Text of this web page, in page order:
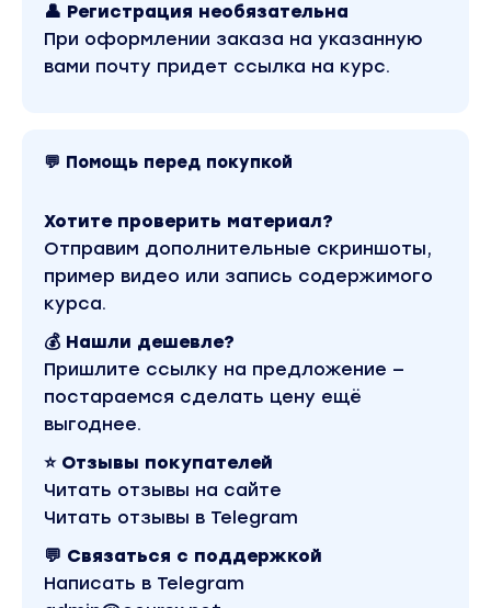
пропускать обещания и “ДО” – “ПОСЛЕ”
– Обещание – вызывает возражение, а это –
Найди их боли и увеличь проблему до такого
обезопасить. Лучший продавец – это
страх.мини-курс:13 постов, каждый из
которых продал на 100-800к
Суть в чем:Иными словами в продаже – мы не
должны создавать ЖЕЛАНИЙ решить
проблему.
Мы должны брать уже существующие
проблемы – и увеличивать их до нереальных
масштабов.
Чтобы человек хотел решить ее прямо
сейчас, во что бы то ни стало.
Например:
👤 Регистрация необязательна
При оформлении заказа на указанную
вами почту придет ссылка на курс.
💬 Помощь перед покупкой
Хотите проверить материал?
Отправим дополнительные скриншоты,
пример видео или запись содержимого
курса.
💰 Нашли дешевле?
Пришлите ссылку на предложение —
постараемся сделать цену ещё
выгоднее.
⭐ Отзывы покупателей
Читать отзывы на сайте
Читать отзывы в Telegram
💬 Связаться с поддержкой
Написать в Telegram